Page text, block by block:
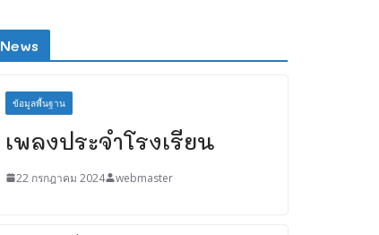
News
ข้อมูลพื้นฐาน
เพลงประจำโรงเรียน
22 กรกฎาคม 2024 webmaster